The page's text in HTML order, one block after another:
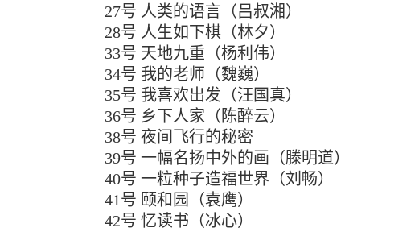
27号 人类的语言（吕叔湘）
28号 人生如下棋（林夕）
33号 天地九重（杨利伟）
34号 我的老师（魏巍）
35号 我喜欢出发（汪国真）
36号 乡下人家（陈醉云）
38号 夜间飞行的秘密
39号 一幅名扬中外的画（滕明道）
40号 一粒种子造福世界（刘畅）
41号 颐和园（袁鹰）
42号 忆读书（冰心）